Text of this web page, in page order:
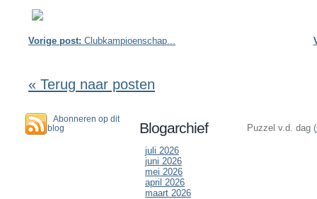
Vorige post: Clubkampioenschap...
« Terug naar posten
Abonneren op dit
blog
Blogarchief
juli 2026
juni 2026
mei 2026
april 2026
maart 2026
Puzzel v.d. dag (